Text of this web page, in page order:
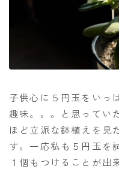
子供心に５円玉をいっ
趣味。。。と思ってい
ほど立派な鉢植えを見
す。一応私も５円玉を
１個もつけることが出